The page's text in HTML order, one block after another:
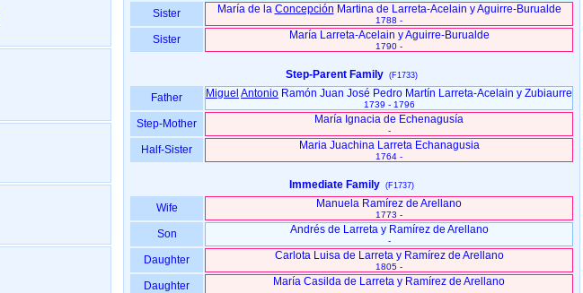
Sister María de la Concepción Martina de Larreta-Acelain y Aguirre-Burualde
1788 -
Sister María Larreta-Acelain y Aguirre-Burualde
1790 -
Step-Parent Family (F1733)
Father Miguel Antonio Ramón Juan José Pedro Martín Larreta-Acelain y Zubiaurre
1739 - 1796
Step-Mother María Ignacia de Echenagusía
-
Half-Sister Maria Juachina Larreta Echanagusia
1764 -
Immediate Family (F1737)
Wife Manuela Ramírez de Arellano
1773 -
Son Andrés de Larreta y Ramírez de Arellano
-
Daughter Carlota Luisa de Larreta y Ramírez de Arellano
1805 -
Daughter María Casilda de Larreta y Ramírez de Arellano